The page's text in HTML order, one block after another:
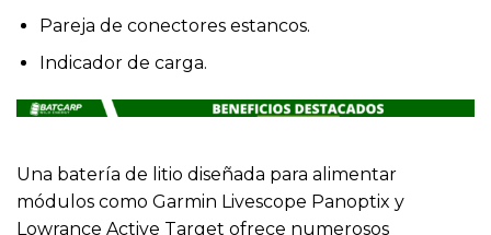
Pareja de conectores estancos.
Indicador de carga.
Una batería de litio diseñada para alimentar
módulos como Garmin Livescope Panoptix y
Lowrance Active Target ofrece numerosos